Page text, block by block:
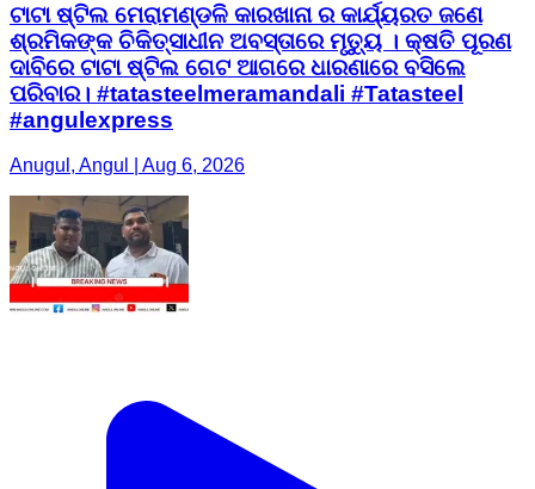
ଟାଟା ଷ୍ଟିଲ ମେରାମଣ୍ଡଳି କାରଖାନା ର କାର୍ଯ୍ୟରତ ଜଣେ
ଶ୍ରମିକଙ୍କ ଚିକିତ୍ସାଧୀନ ଅବସ୍ତାରେ ମୃତ୍ୟୁ । କ୍ଷତି ପୂରଣ
ଦାବିରେ ଟାଟା ଷ୍ଟିଲ ଗେଟ ଆଗରେ ଧାରଣାରେ ବସିଲେ
ପରିବାର। #tatasteelmeramandali #Tatasteel
#angulexpress
Anugul, Angul | Aug 6, 2026